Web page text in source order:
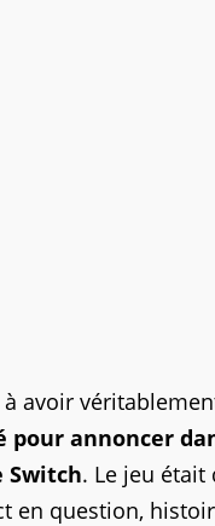
avoir
pour annoncer
Switch. Le jeu
question,